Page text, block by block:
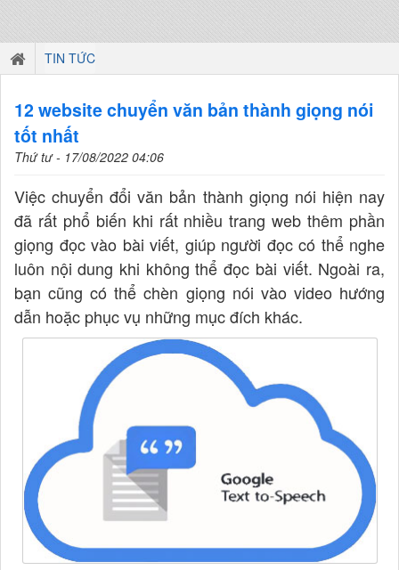
TIN TỨC
12 website chuyển văn bản thành giọng nói
tốt nhất
Thứ tư - 17/08/2022 04:06
Việc chuyển đổi văn bản thành giọng nói hiện nay
đã rất phổ biến khi rất nhiều trang web thêm phần
giọng đọc vào bài viết, giúp người đọc có thể nghe
luôn nội dung khi không thể đọc bài viết. Ngoài ra,
bạn cũng có thể chèn giọng nói vào video hướng
dẫn hoặc phục vụ những mục đích khác.